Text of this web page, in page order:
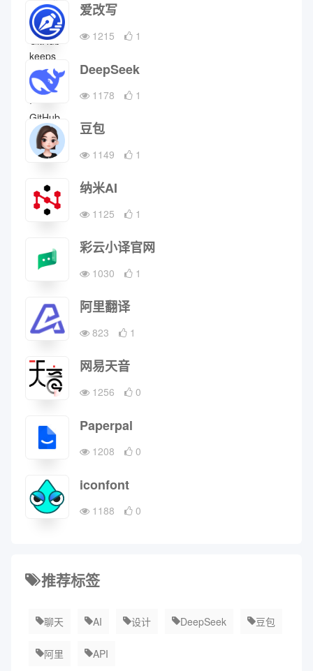
爱改写
1215 1
DeepSeek
1178 1
豆包
1149 1
纳米AI
1125 1
彩云小译官网
1030 1
阿里翻译
823 1
网易天音
1256 0
Paperpal
1208 0
iconfont
1188 0
推荐标签
聊天 AI 设计 DeepSeek 豆包
阿里 API